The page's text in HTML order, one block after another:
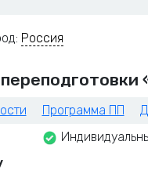
Россия
Программа ПП